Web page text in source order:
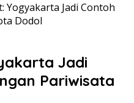
Yogyakarta Jadi Contoh
Dodol
Jadi
Pariwisata